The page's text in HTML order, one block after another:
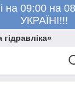
на 09:00 на
УКРАЇНІ!!!